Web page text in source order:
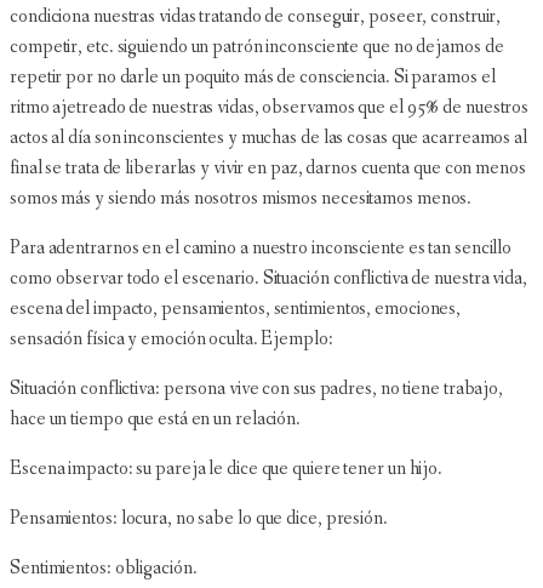
condiciona nuestras vidas tratando de conseguir, poseer, construir,
competir, etc. siguiendo un patrón inconsciente que no dejamos de
repetir por no darle un poquito más de consciencia. Si paramos el
ritmo ajetreado de nuestras vidas, observamos que el 95% de nuestros
actos al día son inconscientes y muchas de las cosas que acarreamos al
final se trata de liberarlas y vivir en paz, darnos cuenta que con menos
somos más y siendo más nosotros mismos necesitamos menos.
Para adentrarnos en el camino a nuestro inconsciente es tan sencillo
como observar todo el escenario. Situación conflictiva de nuestra vida,
escena del impacto, pensamientos, sentimientos, emociones,
sensación física y emoción oculta. Ejemplo:
Situación conflictiva: persona vive con sus padres, no tiene trabajo,
hace un tiempo que está en un relación.
Escena impacto: su pareja le dice que quiere tener un hijo.
Pensamientos: locura, no sabe lo que dice, presión.
Sentimientos: obligación.